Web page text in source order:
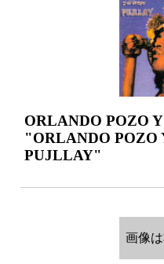
ORLANDO POZO
"ORLANDO POZO
PUJLLAY"
画像